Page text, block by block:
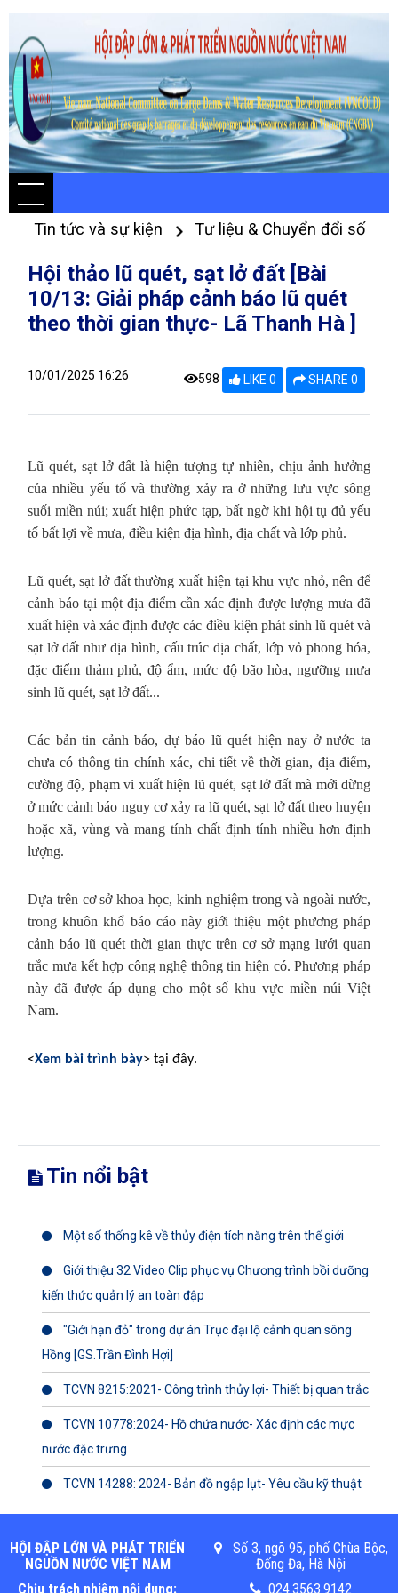
Tin tức và sự kiện Tư liệu & Chuyển đổi số
Hội thảo lũ quét, sạt lở đất [Bài
10/13: Giải pháp cảnh báo lũ quét
theo thời gian thực- Lã Thanh Hà ]
10/01/2025 16:26 598 LIKE 0 SHARE 0
Lũ quét, sạt lở đất là hiện tượng tự nhiên, chịu ảnh hưởng
của nhiều yếu tố và thường xảy ra ở những lưu vực sông
suối miền núi; xuất hiện phức tạp, bất ngờ khi hội tụ đủ yếu
tố bất lợi về mưa, điều kiện địa hình, địa chất và lớp phủ.
Lũ quét, sạt lở đất thường xuất hiện tại khu vực nhỏ, nên để
cảnh báo tại một địa điểm cần xác định được lượng mưa đã
xuất hiện và xác định được các điều kiện phát sinh lũ quét và
sạt lở đất như địa hình, cấu trúc địa chất, lớp vỏ phong hóa,
đặc điểm thảm phủ, độ ẩm, mức độ bão hòa, ngưỡng mưa
sinh lũ quét, sạt lở đất...
Các bản tin cảnh báo, dự báo lũ quét hiện nay ở nước ta
chưa có thông tin chính xác, chi tiết về thời gian, địa điểm,
cường độ, phạm vi xuất hiện lũ quét, sạt lở đất mà mới dừng
ở mức cảnh báo nguy cơ xảy ra lũ quét, sạt lở đất theo huyện
hoặc xã, vùng và mang tính chất định tính nhiều hơn định
lượng.
Dựa trên cơ sở khoa học, kinh nghiệm trong và ngoài nước,
trong khuôn khổ báo cáo này giới thiệu một phương pháp
cảnh báo lũ quét thời gian thực trên cơ sở mạng lưới quan
trắc mưa kết hợp công nghệ thông tin hiện có. Phương pháp
này đã được áp dụng cho một số khu vực miền núi Việt
Nam.
<Xem bài trình bày> tại đây.
Tin nổi bật
Một số thống kê về thủy điện tích năng trên thế giới
Giới thiệu 32 Video Clip phục vụ Chương trình bồi dưỡng
kiến thức quản lý an toàn đập
"Giới hạn đỏ" trong dự án Trục đại lộ cảnh quan sông
Hồng [GS.Trần Đình Hợi]
TCVN 8215:2021- Công trình thủy lợi- Thiết bị quan trắc
TCVN 10778:2024- Hồ chứa nước- Xác định các mực
nước đặc trưng
TCVN 14288: 2024- Bản đồ ngập lụt- Yêu cầu kỹ thuật
HỘI ĐẬP LỚN VÀ PHÁT TRIỂN
NGUỒN NƯỚC VIỆT NAM
Chịu trách nhiệm nội dung:
Số 3, ngõ 95, phố Chùa Bộc,
Đống Đa, Hà Nội
024.3563.9142